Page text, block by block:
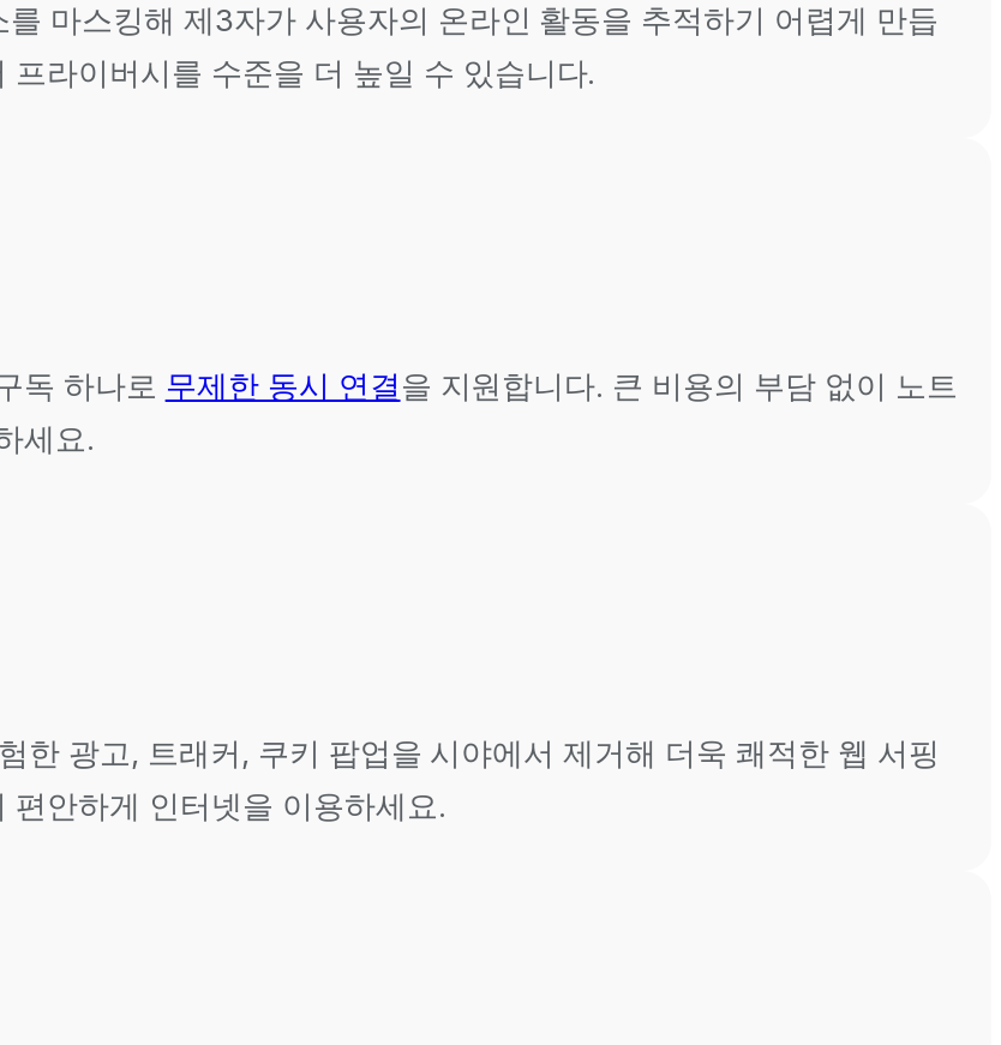
마스킹해 제3자가 사용자의 온라인 활동을 추적하기 어렵게 만듭
라이버시를 수준을 더 높일 수 있습니다.
독 하나로 무제한 동시 연결을 지원합니다. 큰 비용의 부담 없이 노트
세요.
한 광고, 트래커, 쿠키 팝업을 시야에서 제거해 더욱 쾌적한 웹 서핑
안하게 인터넷을 이용하세요.